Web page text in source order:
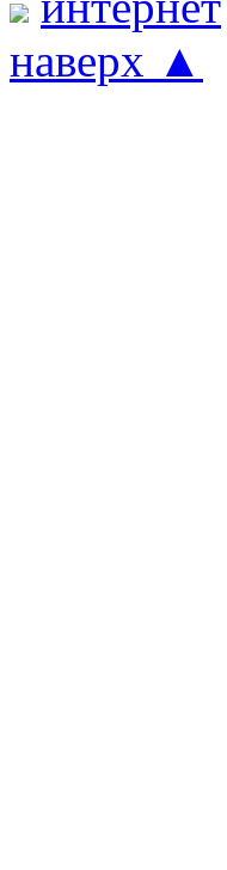
наверх ▲